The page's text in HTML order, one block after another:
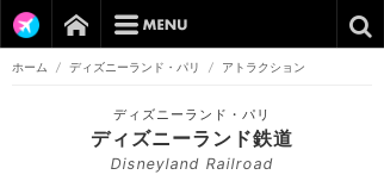
ホーム / ディズニーランド・パリ / アトラクション
ディズニーランド・パリ
ディズニーランド鉄道
Disneyland Railroad